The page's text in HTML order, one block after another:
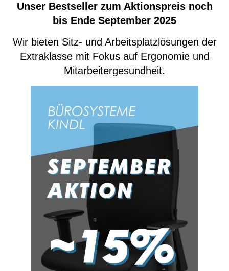
Unser Bestseller zum Aktionspreis noch
bis Ende September 2025
Wir bieten Sitz- und Arbeitsplatzlösungen der
Extraklasse mit Fokus auf Ergonomie und
Mitarbeitergesundheit.